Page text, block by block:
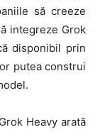
să creeze
integreze Grok
disponibil prin
putea construi
Heavy arată